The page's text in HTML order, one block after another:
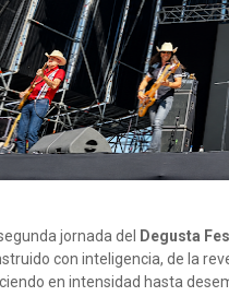
segunda jornada del Degusta
con inteligencia, de la
en intensidad hasta